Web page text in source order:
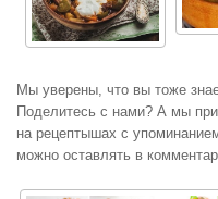
Мы уверены, что вы тоже
Поделитесь с нами? А мы
на рецептышах с
можно оставлять в